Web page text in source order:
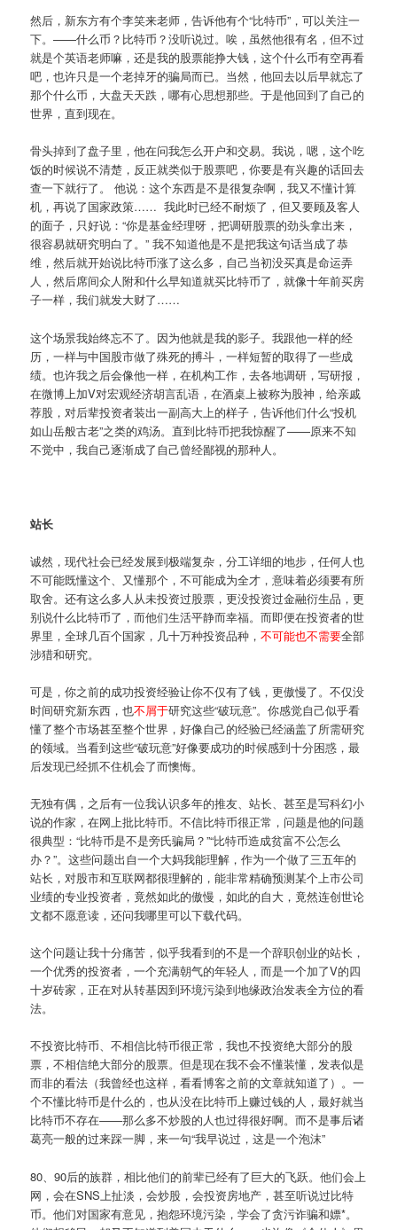
然后，新东方有个李笑来老师，告诉他有个“比特币”，可以关注一
下。——什么币？比特币？没听说过。唉，虽然他很有名，但不过
就是个英语老师嘛，还是我的股票能挣大钱，这个什么币有空再看
吧，也许只是一个老掉牙的骗局而已。当然，他回去以后早就忘了
那个什么币，大盘天天跌，哪有心思想那些。于是他回到了自己的
世界，直到现在。
骨头掉到了盘子里，他在问我怎么开户和交易。我说，嗯，这个吃
饭的时候说不清楚，反正就类似于股票吧，你要是有兴趣的话回去
查一下就行了。 他说：这个东西是不是很复杂啊，我又不懂计算
机，再说了国家政策…… 我此时已经不耐烦了，但又要顾及客人
的面子，只好说：“你是基金经理呀，把调研股票的劲头拿出来，
很容易就研究明白了。” 我不知道他是不是把我这句话当成了恭
维，然后就开始说比特币涨了这么多，自己当初没买真是命运弄
人，然后席间众人附和什么早知道就买比特币了，就像十年前买房
子一样，我们就发大财了……
这个场景我始终忘不了。因为他就是我的影子。我跟他一样的经
历，一样与中国股市做了殊死的搏斗，一样短暂的取得了一些成
绩。也许我之后会像他一样，在机构工作，去各地调研，写研报，
在微博上加V对宏观经济胡言乱语，在酒桌上被称为股神，给亲戚
荐股，对后辈投资者装出一副高大上的样子，告诉他们什么“投机
如山岳般古老”之类的鸡汤。直到比特币把我惊醒了——原来不知
不觉中，我自己逐渐成了自己曾经鄙视的那种人。
站长
诚然，现代社会已经发展到极端复杂，分工详细的地步，任何人也
不可能既懂这个、又懂那个，不可能成为全才，意味着必须要有所
取舍。还有这么多人从未投资过股票，更没投资过金融衍生品，更
别说什么比特币了，而他们生活平静而幸福。而即便在投资者的世
界里，全球几百个国家，几十万种投资品种，不可能也不需要全部
涉猎和研究。
可是，你之前的成功投资经验让你不仅有了钱，更傲慢了。不仅没
时间研究新东西，也不屑于研究这些“破玩意”。你感觉自己似乎看
懂了整个市场甚至整个世界，好像自己的经验已经涵盖了所需研究
的领域。当看到这些“破玩意”好像要成功的时候感到十分困惑，最
后发现已经抓不住机会了而懊悔。
无独有偶，之后有一位我认识多年的推友、站长、甚至是写科幻小
说的作家，在网上批比特币。不信比特币很正常，问题是他的问题
很典型：“比特币是不是旁氏骗局？”“比特币造成贫富不公怎么
办？”。这些问题出自一个大妈我能理解，作为一个做了三五年的
站长，对股市和互联网都很理解的，能非常精确预测某个上市公司
业绩的专业投资者，竟然如此的傲慢，如此的自大，竟然连创世论
文都不愿意读，还问我哪里可以下载代码。
这个问题让我十分痛苦，似乎我看到的不是一个辞职创业的站长，
一个优秀的投资者，一个充满朝气的年轻人，而是一个加了V的四
十岁砖家，正在对从转基因到环境污染到地缘政治发表全方位的看
法。
不投资比特币、不相信比特币很正常，我也不投资绝大部分的股
票，不相信绝大部分的股票。但是现在我不会不懂装懂，发表似是
而非的看法（我曾经也这样，看看博客之前的文章就知道了）。一
个不懂比特币是什么的，也从没在比特币上赚过钱的人，最好就当
比特币不存在——那么多不炒股的人也过得很好啊。而不是事后诸
葛亮一般的过来踩一脚，来一句“我早说过，这是一个泡沫”
80、90后的族群，相比他们的前辈已经有了巨大的飞跃。他们会上
网，会在SNS上扯淡，会炒股，会投资房地产，甚至听说过比特
币。他们对国家有意见，抱怨环境污染，学会了贪污诈骗和嫖*。